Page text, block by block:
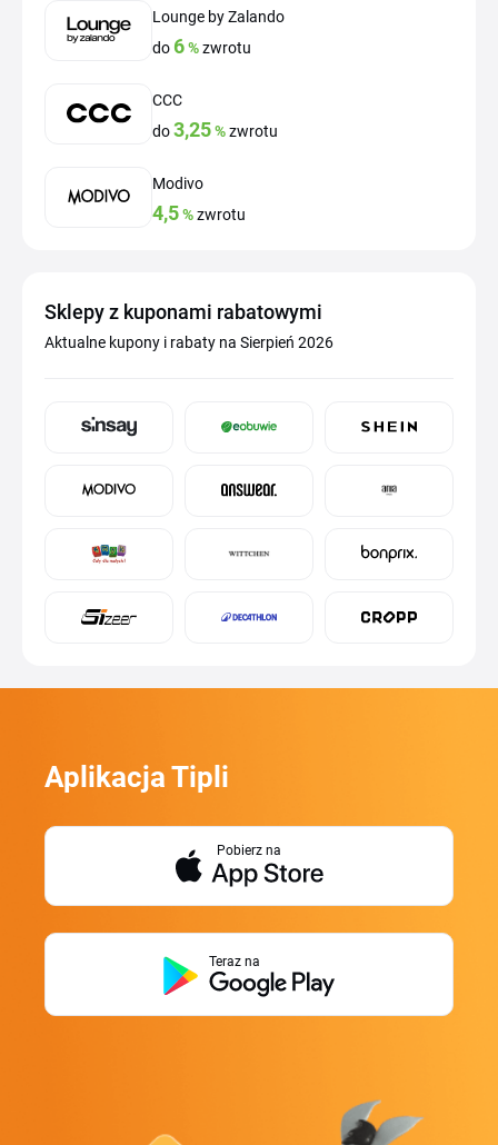
Lounge by Zalando
do 6%zwrotu
CCC
do3,25%zwrotu
Modivo
4,5%zwrotu
Sklepy z kuponami rabatowymi
Aktualne kupony i rabaty na Sierpień 2026
Aplikacja Tipli
Pobierz na
Teraz na